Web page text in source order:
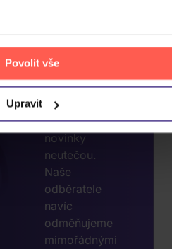
Povolit vše
Upravit
E-MAIL.
Přihlaste se k
odběru našeho
newsletteru, ať
vám akce nebo
novinky
neutečou.
Naše
odběratele
navíc
odměňujeme
mimořádnými